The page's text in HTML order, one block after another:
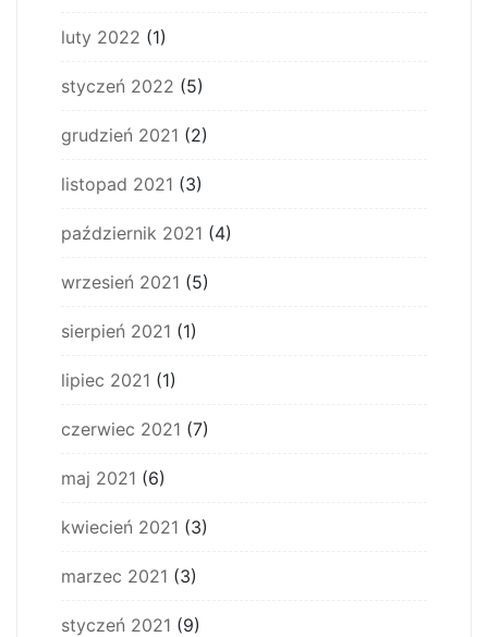
luty 2022 (1)
styczeń 2022 (5)
grudzień 2021 (2)
listopad 2021 (3)
październik 2021 (4)
wrzesień 2021 (5)
sierpień 2021 (1)
lipiec 2021 (1)
czerwiec 2021 (7)
maj 2021 (6)
kwiecień 2021 (3)
marzec 2021 (3)
styczeń 2021 (9)